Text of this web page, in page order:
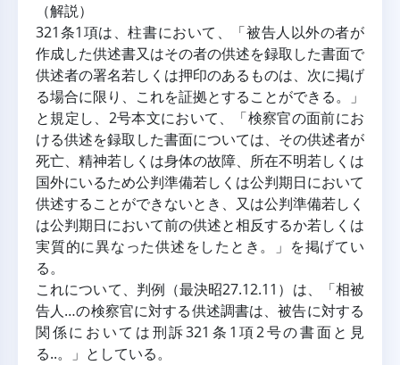
（解説）
321条1項は、柱書において、「被告人以外の者が
作成した供述書又はその者の供述を録取した書面で
供述者の署名若しくは押印のあるものは、次に掲げ
る場合に限り、これを証拠とすることができる。」
と規定し、2号本文において、「検察官の面前にお
ける供述を録取した書面については、その供述者が
死亡、精神若しくは身体の故障、所在不明若しくは
国外にいるため公判準備若しくは公判期日において
供述することができないとき、又は公判準備若しく
は公判期日において前の供述と相反するか若しくは
実質的に異なった供述をしたとき。」を掲げてい
る。
これについて、判例（最決昭27.12.11）は、「相被
告人…の検察官に対する供述調書は、被告に対する
関係においては刑訴321条1項2号の書面と見
る..。」としている。